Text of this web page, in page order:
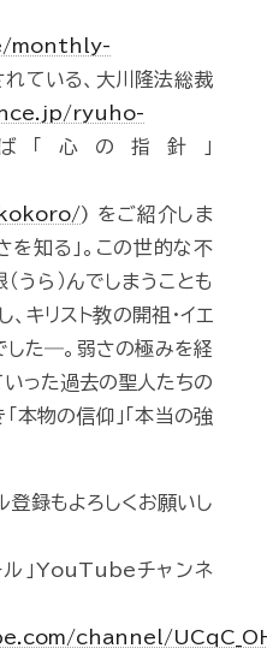
monthly-
ている、大川隆法総裁
ryuho-
「心の指針」
) をご紹介しま
を知る」。この世的な不
うら）んでしまうことも
キリスト教の開祖・イエ
した―。弱さの極みを経
った過去の聖人たちの
本物の信仰」「本当の強
録もよろしくお願いし
ル」YouTubeチャンネ
channel/